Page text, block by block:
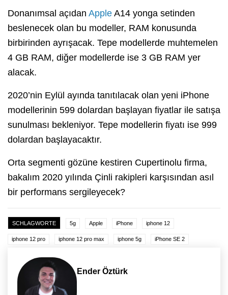
Donanımsal açıdan Apple A14 yonga setinden
beslenecek olan bu modeller, RAM konusunda
birbirinden ayrışacak. Tepe modellerde muhtemelen
4 GB RAM, diğer modellerde ise 3 GB RAM yer
alacak.
2020’nin Eylül ayında tanıtılacak olan yeni iPhone
modellerinin 599 dolardan başlayan fiyatlar ile satışa
sunulması bekleniyor. Tepe modellerin fiyatı ise 999
dolardan başlayacaktır.
Orta segmenti gözüne kestiren Cupertinolu firma,
bakalım 2020 yılında Çinli rakipleri karşısından asıl
bir performans sergileyecek?
SCHLAGWORTE 5g Apple iPhone iphone 12
iphone 12 pro iphone 12 pro max iphone 5g iPhone SE 2
Ender Öztürk